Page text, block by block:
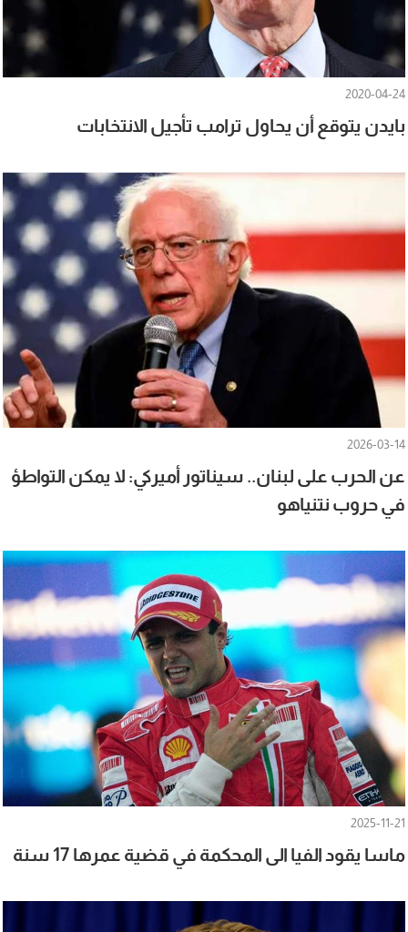
2020-04-24
بايدن يتوقع أن يحاول ترامب تأجيل الانتخابات
2026-03-14
عن الحرب على لبنان.. سيناتور أميركي: لا يمكن التواطؤ
في حروب نتنياهو
2025-11-21
ماسا يقود الفيا الى المحكمة في قضية عمرها 17 سنة